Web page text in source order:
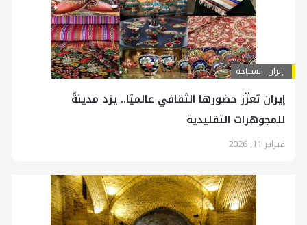
إيران, السياحة
إيران تعزّز حضورها الثقافي عالميًا.. يزد مدينةً
للمجوهرات التقليدية
فبراير 11, 2026